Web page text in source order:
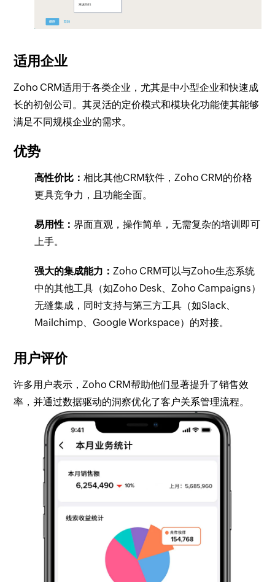
适用企业
Zoho CRM适用于各类企业，尤其是中小型企业和快速成
长的初创公司。其灵活的定价模式和模块化功能使其能够
满足不同规模企业的需求。
优势
高性价比：相比其他CRM软件，Zoho CRM的价格
更具竞争力，且功能全面。
易用性：界面直观，操作简单，无需复杂的培训即可
上手。
强大的集成能力：Zoho CRM可以与Zoho生态系统
中的其他工具（如Zoho Desk、Zoho Campaigns）
无缝集成，同时支持与第三方工具（如Slack、
Mailchimp、Google Workspace）的对接。
用户评价
许多用户表示，Zoho CRM帮助他们显著提升了销售效
率，并通过数据驱动的洞察优化了客户关系管理流程。